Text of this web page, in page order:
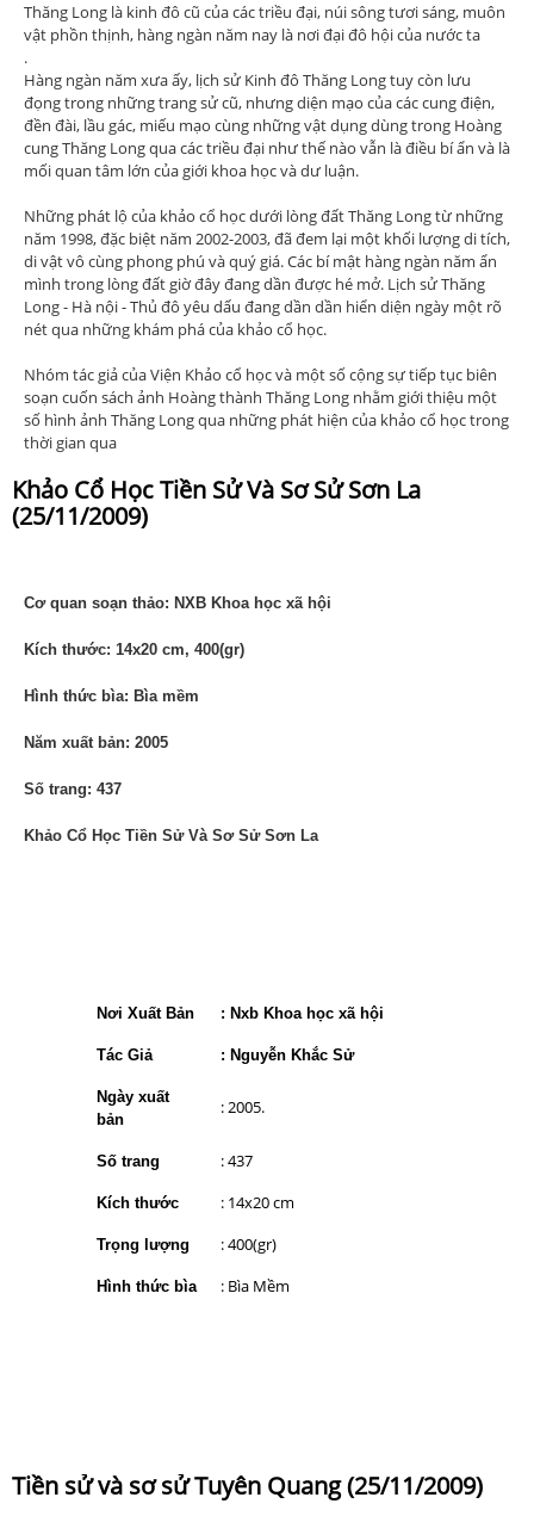
Thăng Long là kinh đô cũ của các triều đại, núi sông tươi sáng, muôn
vật phồn thịnh, hàng ngàn năm nay là nơi đại đô hội của nước ta
.
Hàng ngàn năm xưa ấy, lịch sử Kinh đô Thăng Long tuy còn lưu
đọng trong những trang sử cũ, nhưng diện mạo của các cung điện,
đền đài, lầu gác, miếu mạo cùng những vật dụng dùng trong Hoàng
cung Thăng Long qua các triều đại như thế nào vẫn là điều bí ẩn và là
mối quan tâm lớn của giới khoa học và dư luận.
Những phát lộ của khảo cổ học dưới lòng đất Thăng Long từ những
năm 1998, đặc biệt năm 2002-2003, đã đem lại một khối lượng di tích,
di vật vô cùng phong phú và quý giá. Các bí mật hàng ngàn năm ẩn
mình trong lòng đất giờ đây đang dần được hé mở. Lịch sử Thăng
Long - Hà nội - Thủ đô yêu dấu đang dần dần hiển diện ngày một rõ
nét qua những khám phá của khảo cổ học.
Nhóm tác giả của Viện Khảo cổ học và một số cộng sự tiếp tục biên
soạn cuốn sách ảnh Hoàng thành Thăng Long nhằm giới thiệu một
số hình ảnh Thăng Long qua những phát hiện của khảo cổ học trong
thời gian qua
Khảo Cổ Học Tiền Sử Và Sơ Sử Sơn La
(25/11/2009)
Cơ quan soạn thảo: NXB Khoa học xã hội
Kích thước: 14x20 cm, 400(gr)
Hình thức bìa: Bìa mềm
Năm xuất bản: 2005
Số trang: 437
Khảo Cổ Học Tiền Sử Và Sơ Sử Sơn La
Nơi Xuất Bản : Nxb Khoa học xã hội
Tác Giả : Nguyễn Khắc Sử
Ngày xuất
bản
: 2005.
Số trang : 437
Kích thước : 14x20 cm
Trọng lượng : 400(gr)
Hình thức bìa : Bìa Mềm
Tiền sử và sơ sử Tuyên Quang (25/11/2009)